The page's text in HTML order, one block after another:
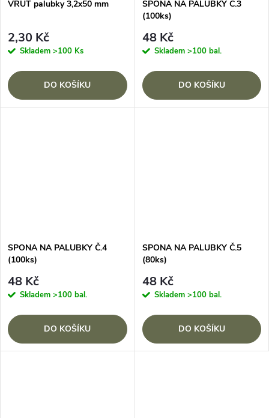
VRUT palubky 3,2x50 mm
2,30 Kč
Skladem >100 Ks
DO KOŠÍKU
SPONA NA PALUBKY Č.3
(100ks)
48 Kč
Skladem >100 bal.
DO KOŠÍKU
SPONA NA PALUBKY Č.4
(100ks)
48 Kč
Skladem >100 bal.
DO KOŠÍKU
SPONA NA PALUBKY Č.5
(80ks)
48 Kč
Skladem >100 bal.
DO KOŠÍKU